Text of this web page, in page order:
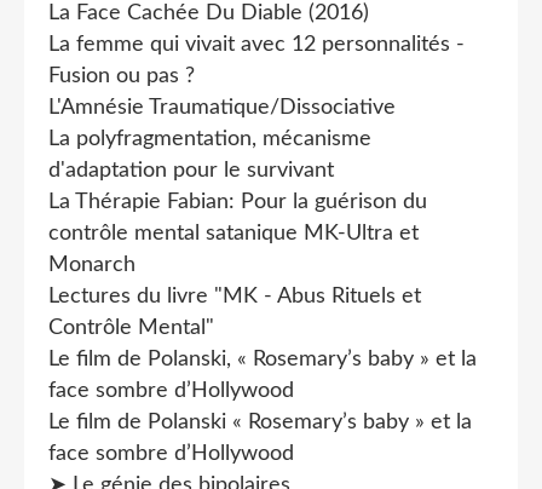
La Face Cachée Du Diable (2016)
La femme qui vivait avec 12 personnalités -
Fusion ou pas ?
L'Amnésie Traumatique/Dissociative
La polyfragmentation, mécanisme
d'adaptation pour le survivant
La Thérapie Fabian: Pour la guérison du
contrôle mental satanique MK-Ultra et
Monarch
Lectures du livre "MK - Abus Rituels et
Contrôle Mental"
Le film de Polanski, « Rosemary’s baby » et la
face sombre d’Hollywood
Le film de Polanski « Rosemary’s baby » et la
face sombre d’Hollywood